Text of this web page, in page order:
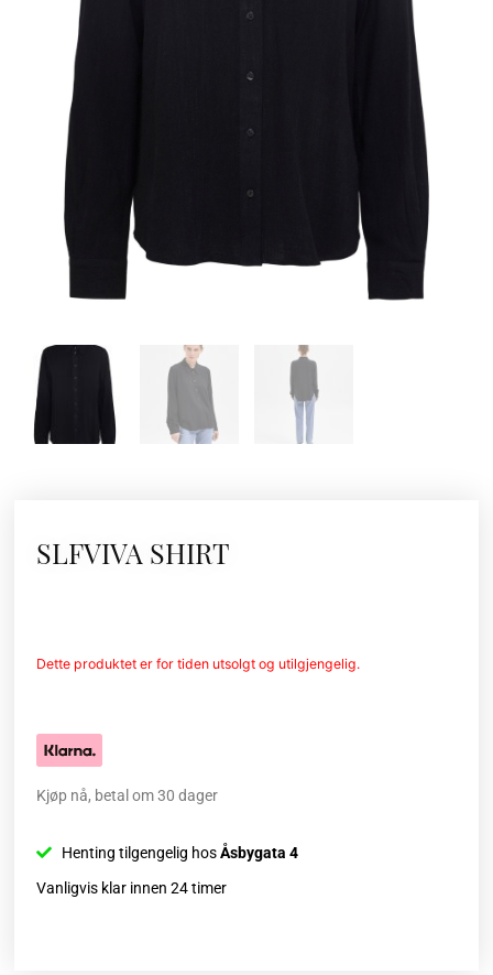
SLFVIVA SHIRT
Dette produktet er for tiden utsolgt og utilgjengelig.
Kjøp nå, betal om 30 dager
Henting tilgengelig hosÅsbygata 4
Vanligvis klar innen 24 timer